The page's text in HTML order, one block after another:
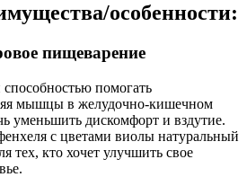
особенности:
пищеварение
помогать
мышцы в желудочно-кишечном
уменьшить дискомфорт и вздутие.
с цветами виолы натуральный
тех, кто хочет улучшить свое